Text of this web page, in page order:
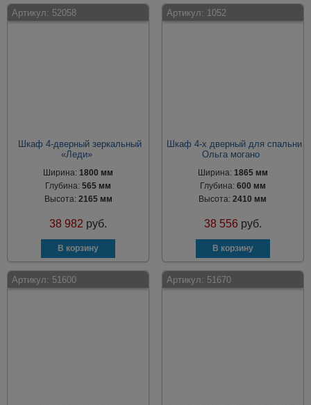
Артикул: 52058
Шкаф 4-дверный зеркальный
«Леди»
Ширина:1800 мм
Глубина:565 мм
Высота: 2165 мм
38 982 руб.
Артикул: 1052
Шкаф 4-х дверный для спальни
Ольга могано
Ширина: 1865 мм
Глубина: 600 мм
Высота:2410 мм
38 556 руб.
Артикул: 51600 Артикул: 51670